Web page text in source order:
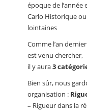
époque de l’année
Carlo Historique
lointaines
Comme l’an
est venu chercher,
il y aura3
Bien sûr, nous
organisation :
– Rigueur dans la